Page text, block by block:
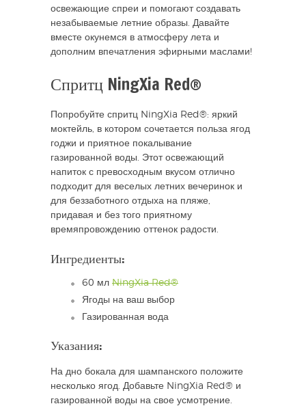
освежающие спреи и помогают создавать
незабываемые летние образы. Давайте
вместе окунемся в атмосферу лета и
дополним впечатления эфирными маслами!
Спритц NingXia Red®
Попробуйте спритц NingXia Red®: яркий
моктейль, в котором сочетается польза ягод
годжи и приятное покалывание
газированной воды. Этот освежающий
напиток с превосходным вкусом отлично
подходит для веселых летних вечеринок и
для беззаботного отдыха на пляже,
придавая и без того приятному
времяпровождению оттенок радости.
Ингредиенты:
60 мл NingXia Red®
Ягоды на ваш выбор
Газированная вода
Указания:
На дно бокала для шампанского положите
несколько ягод. Добавьте NingXia Red® и
газированной воды на свое усмотрение.